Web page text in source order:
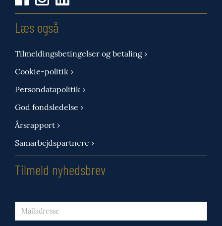
Læs også
Tilmeldingsbetingelser og betaling ›
Cookie-politik ›
Persondatapolitik ›
God fondsledelse ›
Årsrapport ›
Samarbejdspartnere ›
Tilmeld nyhedsbrev